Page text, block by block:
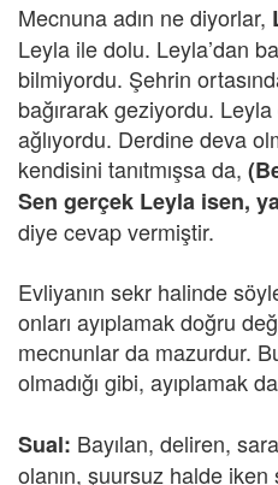
Mecnuna adın ne diyorlar,
Leyla ile dolu. Leyla’dan
bilmiyordu. Şehrin
bağırarak geziyordu.
ağlıyordu. Derdine deva
kendisini tanıtmışsa da,
Sen gerçek Leyla isen,
diye cevap vermiştir.
Evliyanın sekr halinde
onları ayıplamak doğru
mecnunlar da mazurdur.
olmadığı gibi, ayıplamak
Sual: Bayılan, deliren,
olanın, şuursuz halde